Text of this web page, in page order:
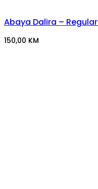
Abaya Dalira –
150,00 KM